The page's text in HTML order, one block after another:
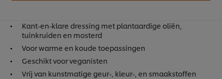
Kant-en-klare dressing met plantaardige oliën,
tuinkruiden en mosterd​
Voor warme en koude toepassingen​
Geschikt voor veganisten
Vrij van kunstmatige geur-, kleur-, en smaakstoffen​